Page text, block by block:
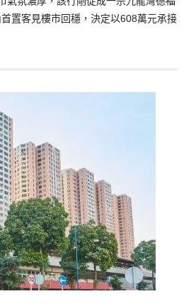
置客見樓市回穩，決定以608萬元承接